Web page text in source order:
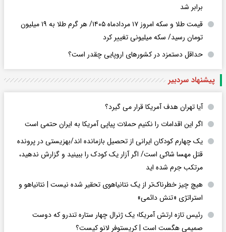
برابر ‌شد
قیمت طلا و سکه امروز ۱۷ مردادماه ۱۴۰۵/ هر گرم طلا به ۱۹ میلیون
تومان رسید/ سکه میلیونی تغییر کرد
حداقل دستمزد در کشورهای اروپایی چقدر است؟
پیشنهاد سردبیر
آیا تهران هدف آمریکا قرار می گیرد؟
اگر این اقدامات را نکنیم حملات پیاپی آمریکا به ایران حتمی است
یک چهارم کودکان ایرانی از تحصیل بازمانده اند/بهزیستی در پرونده
قتل مهسا شاکی است/ اگر آزار یک کودک را ببینید و گزارش ندهید،
مرتکب جرم شده اید
هیچ چیز خطرناک‌تر از یک نتانیاهوی تحقیر شده نیست | نتانیاهو و
استراتژی «تنش دائمی»
رئیس تازه ارتش آمریکا؛ یک ژنرال چهار ستاره تندرو که دوست
صمیمی هگست است | کریستوفر لانو کیست؟